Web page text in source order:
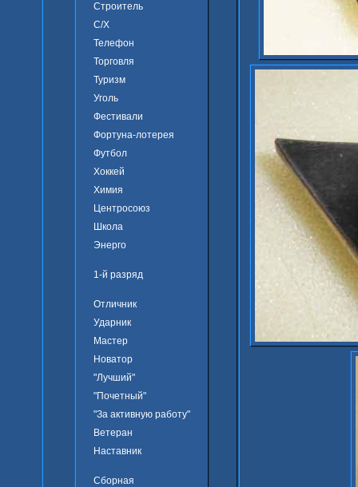
Строитель
С/Х
Телефон
Торговля
Туризм
Уголь
Фестивали
Фортуна-лотерея
Футбол
Хоккей
Химия
Центросоюз
Школа
Энерго
1-й разряд
Отличник
Ударник
Мастер
Новатор
"Лучший"
"Почетный"
"За активную работу"
Ветеран
Наставник
Сборная